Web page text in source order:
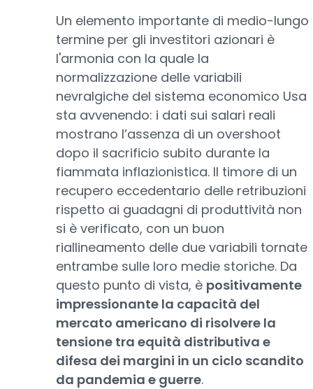
Un elemento importante di medio-lungo
termine per gli investitori azionari è
l'armonia con la quale la
normalizzazione delle variabili
nevralgiche del sistema economico Usa
sta avvenendo: i dati sui salari reali
mostrano l’assenza di un overshoot
dopo il sacrificio subito durante la
fiammata inflazionistica. Il timore di un
recupero eccedentario delle retribuzioni
rispetto ai guadagni di produttività non
si è verificato, con un buon
riallineamento delle due variabili tornate
entrambe sulle loro medie storiche. Da
questo punto di vista, è positivamente
impressionante la capacità del
mercato americano di risolvere la
tensione tra equità distributiva e
difesa dei margini in un ciclo scandito
da pandemia e guerre.